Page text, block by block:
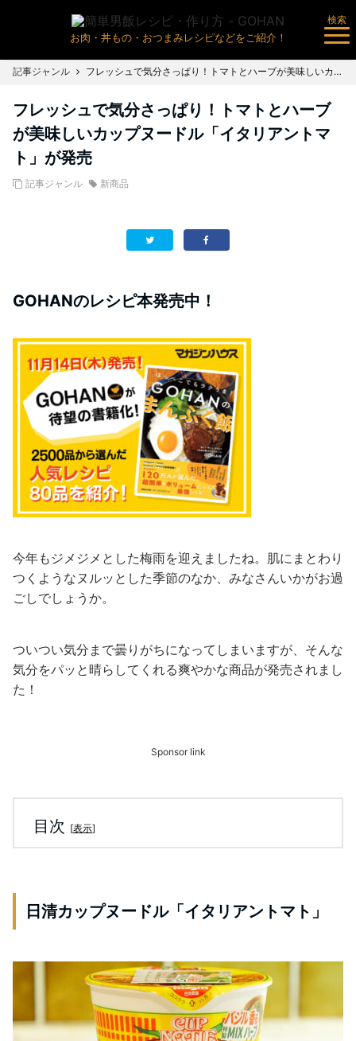
お肉・丼もの・おつまみレシピなどをご紹介！
検索
記事ジャンル フレッシュで気分さっぱり！トマトとハーブが美味しいカップヌードル「イタリアントマト」が発売
フレッシュで気分さっぱり！トマトとハーブ
が美味しいカップヌードル「イタリアントマ
ト」が発売
記事ジャンル 新商品
GOHANのレシピ本発売中！
今年もジメジメとした梅雨を迎えましたね。肌にまとわり
つくようなヌルッとした季節のなか、みなさんいかがお過
ごしでしょうか。
ついつい気分まで曇りがちになってしまいますが、そんな
気分をパッと晴らしてくれる爽やかな商品が発売されまし
た！
Sponsor link
目次 [表示]
日清カップヌードル「イタリアントマト」